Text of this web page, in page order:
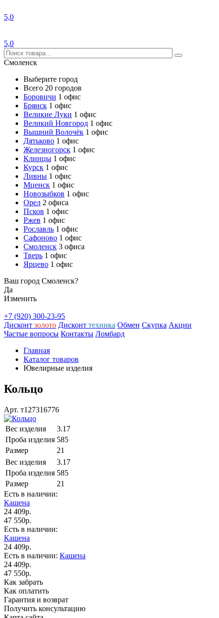
5,0
5,0
Смоленск
Выберите город
Всего 20 городов
Боровичи 1 офис
Брянск 1 офис
Великие Луки 1 офис
Великий Новгород 1 офис
Вышний Волочёк 1 офис
Дятьково 1 офис
Железногорск 1 офис
Клинцы 1 офис
Курск 1 офис
Ливны 1 офис
Мценск 1 офис
Новозыбков 1 офис
Орел 2 офиса
Псков 1 офис
Ржев 1 офис
Рославль 1 офис
Сафоново 1 офис
Смоленск 3 офиса
Тверь 1 офис
Ярцево 1 офис
Ваш город Смоленск?
Да
Изменить
+7 (920) 300-23-95
Дисконт золото Дисконт техника Обмен Скупка Акции
Частые вопросы Контакты Ломбард
Главная
Каталог товаров
Ювелирные изделия
Кольцо
Арт. т127316776
Вес изделия
3.17
Проба изделия 585
Размер
21
Вес изделия
3.17
Проба изделия 585
Размер
21
Есть в наличии:
Кашена
24 409р.
47 550р.
Есть в наличии:
Кашена
24 409р.
Есть в наличии: Кашена
24 409р.
47 550р.
Как забрать
Как оплатить
Гарантия и возврат
Получить консультацию